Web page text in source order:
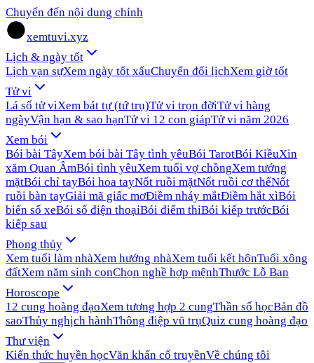
Chuyển đến nội dung chính
xemtuvi.xyz
Lịch & ngày tốt
Lịch vạn sựXem ngày tốt xấuChuyển đổi lịchXem giờ tốt
Tử vi
Lá số tử viXem bát tự (tứ trụ)Tử vi trọn đờiTử vi hàng
ngàyVận hạn & sao hạnTử vi 12 con giápTử vi năm 2026
Xem bói
Bói bài TâyXem bói bài Tây tình yêuBói TarotBói KiềuXin
xăm Quan ÂmBói tình yêuXem tuổi vợ chồngXem tướng
mặtBói chỉ tayBói hoa tayNốt ruồi mặtNốt ruồi cơ thểNốt
ruồi bàn tayGiải mã giấc mơĐiềm nháy mắtĐiềm hắt xìBói
biển số xeBói số điện thoạiBói điểm thiBói kiếp trướcBói
kiếp sau
Phong thủy
Xem tuổi làm nhàXem hướng nhàXem tuổi kết hônTuổi xông
đấtXem năm sinh conChọn nghề hợp mệnhThước Lỗ Ban
Horoscope
12 cung hoàng đạoXem tương hợp 2 cungThần số họcBản đồ
saoThủy nghịch hànhThông điệp vũ trụQuiz cung hoàng đạo
Thư viện
Kiến thức huyền họcVăn khấn cổ truyềnVề chúng tôi